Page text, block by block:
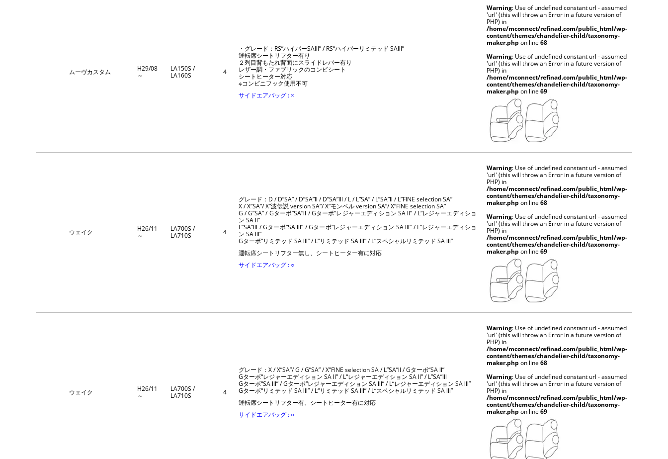
ムーヴカスタム
H29/08
～
LA150S /
LA160S
4
・グレード：RS”ハイパーSAⅢ” / RS“ハイパーリミテッド SAⅢ”
運転席シートリフター有り
２列目背もたれ背面にスライドレバー有り
レザー調・ファブリックのコンビシート
シートヒーター対応
※コンビニフック使用不可
サイドエアバッグ : ×
Warning: Use of undefined constant url - assumed
'url' (this will throw an Error in a future version of
PHP) in
/home/mconnect/refinad.com/public_html/wp-
content/themes/chandelier-child/taxonomy-
maker.php on line 68
Warning: Use of undefined constant url - assumed
'url' (this will throw an Error in a future version of
PHP) in
/home/mconnect/refinad.com/public_html/wp-
content/themes/chandelier-child/taxonomy-
maker.php on line 69
ウェイク
H26/11
～
LA700S /
LA710S
4
グレード：D / D”SA” / D”SA”Ⅱ / D”SA”Ⅲ / L / L”SA” / L”SA”Ⅱ / L”FINE selection SA”
X / X”SA”/ X”波伝説 version SA”/ X”モンベル version SA”/ X”FINE selection SA”
G / G”SA” / Gターボ”SA”Ⅱ / Gターボ“レジャーエディション SA Ⅱ” / L“レジャーエディショ
ン SA Ⅱ”
L”SA”Ⅲ / Gターボ“SA Ⅲ” / Gターボ“レジャーエディション SA Ⅲ” / L“レジャーエディショ
ン SA Ⅲ”
Gターボ“リミテッド SA Ⅲ” / L“リミテッド SA Ⅲ” / L“スペシャルリミテッド SA Ⅲ”
運転席シートリフター無し、シートヒーター有に対応
サイドエアバッグ : ○
Warning: Use of undefined constant url - assumed
'url' (this will throw an Error in a future version of
PHP) in
/home/mconnect/refinad.com/public_html/wp-
content/themes/chandelier-child/taxonomy-
maker.php on line 68
Warning: Use of undefined constant url - assumed
'url' (this will throw an Error in a future version of
PHP) in
/home/mconnect/refinad.com/public_html/wp-
content/themes/chandelier-child/taxonomy-
maker.php on line 69
ウェイク
H26/11
～
LA700S /
LA710S
4
グレード：X / X”SA”/ G / G”SA” / X”FINE selection SA / L”SA”Ⅱ / Gターボ“SA Ⅱ”
Gターボ“レジャーエディション SA Ⅱ” / L“レジャーエディション SA Ⅱ” / L”SA”Ⅲ
Gターボ“SA Ⅲ” / Gターボ“レジャーエディション SA Ⅲ” / L“レジャーエディション SA Ⅲ”
Gターボ“リミテッド SA Ⅲ” / L“リミテッド SA Ⅲ” / L“スペシャルリミテッド SA Ⅲ”
運転席シートリフター有、シートヒーター有に対応
サイドエアバッグ : ○
Warning: Use of undefined constant url - assumed
'url' (this will throw an Error in a future version of
PHP) in
/home/mconnect/refinad.com/public_html/wp-
content/themes/chandelier-child/taxonomy-
maker.php on line 68
Warning: Use of undefined constant url - assumed
'url' (this will throw an Error in a future version of
PHP) in
/home/mconnect/refinad.com/public_html/wp-
content/themes/chandelier-child/taxonomy-
maker.php on line 69